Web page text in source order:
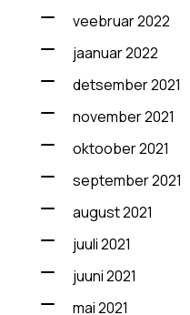
veebruar 2022
jaanuar 2022
detsember 2021
november 2021
oktoober 2021
september 2021
august 2021
juuli 2021
juuni 2021
mai 2021